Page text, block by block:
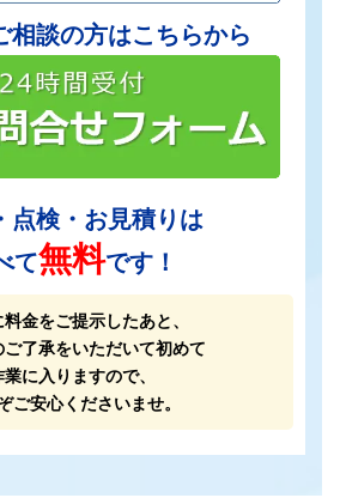
相談の方はこちらから
点検・お見積りは
て無料です！
金をご提示したあと、
ご了承をいただいて初めて
業に入りますので、
ご安心くださいませ。